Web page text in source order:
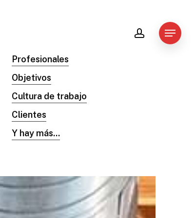
account
Menu
Profesionales
Objetivos
Cultura de trabajo
Clientes
Y hay más...